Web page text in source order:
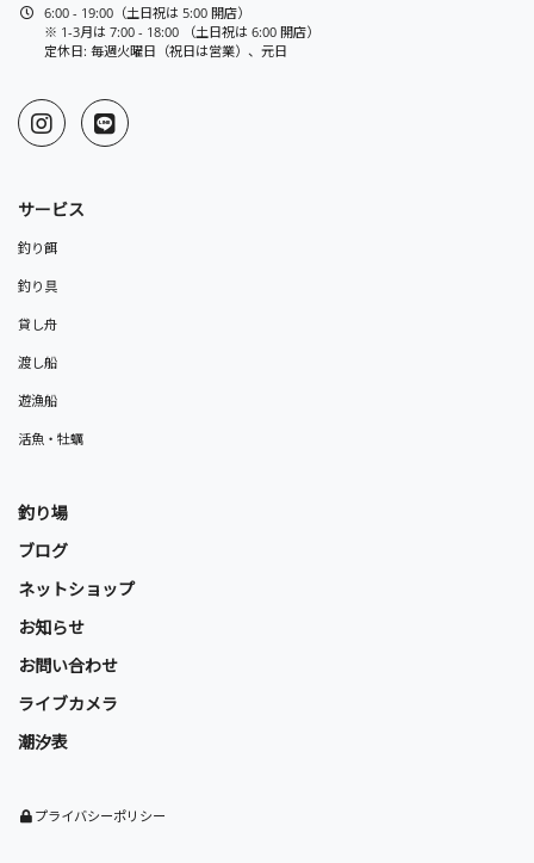
6:00 - 19:00（土日祝は 5:00 開店）
※ 1-3月は 7:00 - 18:00 （土日祝は 6:00 開店）
定休日: 毎週火曜日（祝日は営業）、元日
サービス
釣り餌
釣り具
貸し舟
渡し船
遊漁船
活魚・牡蠣
釣り場
ブログ
ネットショップ
お知らせ
お問い合わせ
ライブカメラ
潮汐表
プライバシーポリシー